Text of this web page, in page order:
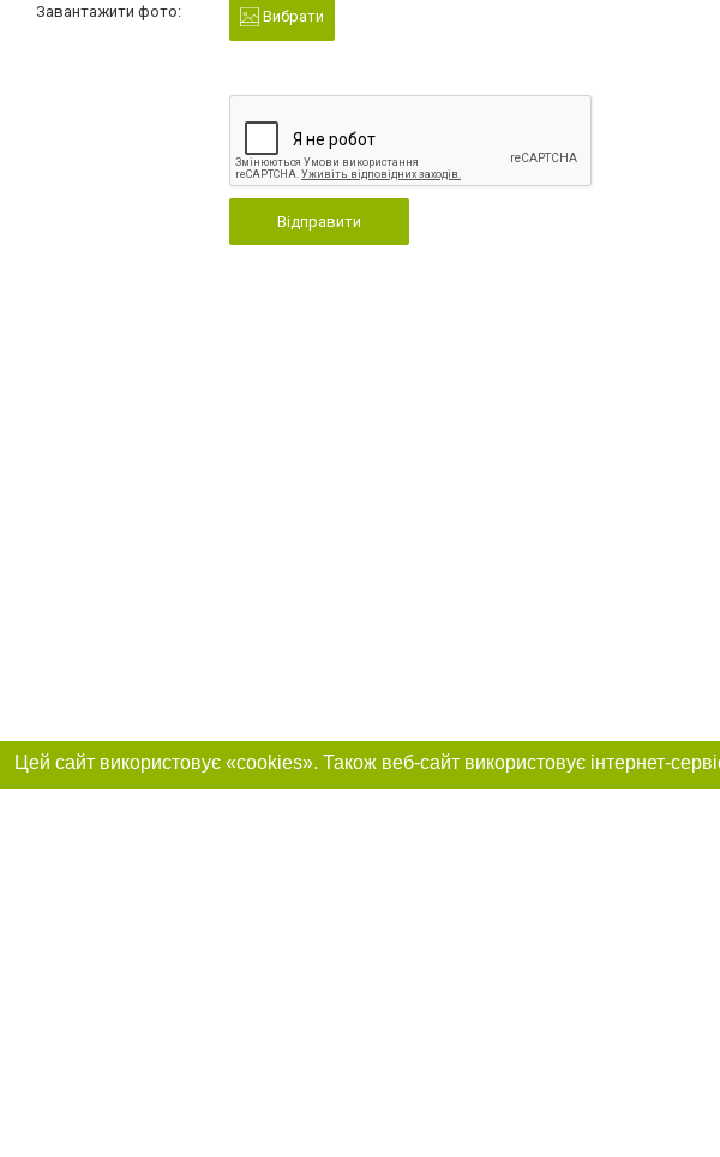
Завантажити фото: Вибрати
Відправити